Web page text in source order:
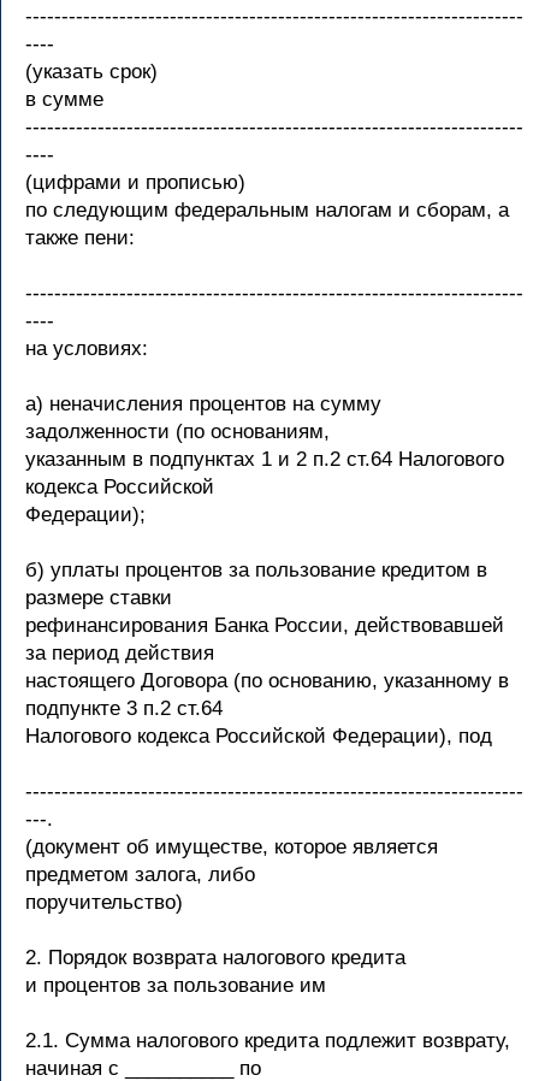
---------------------------------------------------------------------
----
(указать срок)
в сумме
---------------------------------------------------------------------
----
(цифрами и прописью)
по следующим федеральным налогам и сборам, а
также пени:
---------------------------------------------------------------------
----
на условиях:
а) неначисления процентов на сумму
задолженности (по основаниям,
указанным в подпунктах 1 и 2 п.2 ст.64 Налогового
кодекса Российской
Федерации);
б) уплаты процентов за пользование кредитом в
размере ставки
рефинансирования Банка России, действовавшей
за период действия
настоящего Договора (по основанию, указанному в
подпункте 3 п.2 ст.64
Налогового кодекса Российской Федерации), под
---------------------------------------------------------------------
---.
(документ об имуществе, которое является
предметом залога, либо
поручительство)
2. Порядок возврата налогового кредита
и процентов за пользование им
2.1. Сумма налогового кредита подлежит возврату,
начиная с __________ по